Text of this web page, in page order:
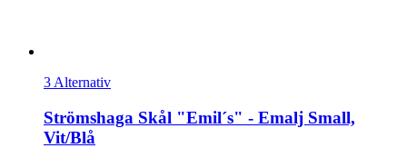
3 Alternativ
Strömshaga Skål "Emil´s" -​ Emalj Small,
Vit/Blå